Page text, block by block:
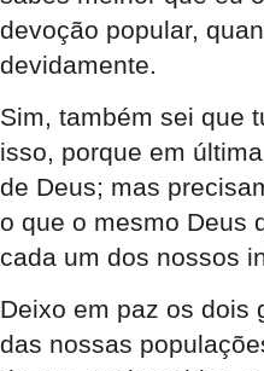
devoção popular,
devidamente.
Sim, também sei que
isso, porque em
de Deus; mas
o que o mesmo Deus
cada um dos nossos
Deixo em paz os dois
das nossas